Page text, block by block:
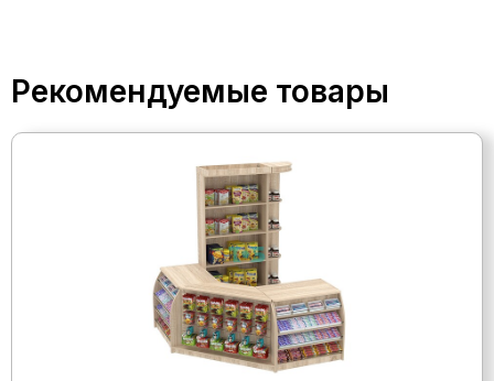
Рекомендуемые товары